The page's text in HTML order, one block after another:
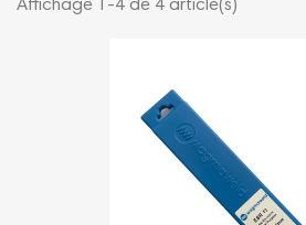
Affichage 1-4 de 4 article(s)